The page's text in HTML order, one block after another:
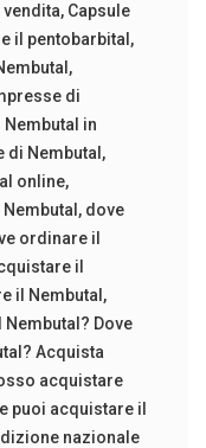
, Capsule
il pentobarbital ,
,
di
in
di Nembutal ,
online,
, dove
ordinare il
il
il Nembutal ,
Dove
Acquista
acquistare
puoi acquistare il
nazionale